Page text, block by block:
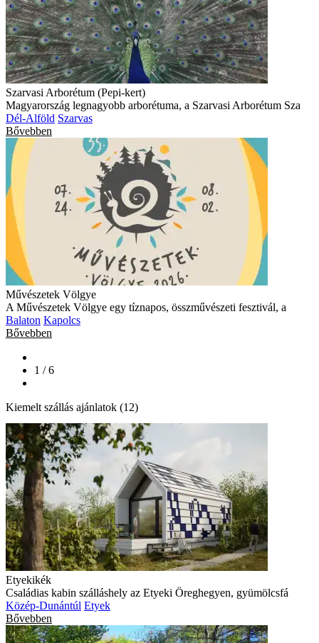
Szarvasi Arborétum (Pepi-kert)
Magyarország legnagyobb arborétuma, a Szarvasi Arborétum Sza
Dél-Alföld Szarvas
Bővebben
Művészetek Völgye
A Művészetek Völgye egy tíznapos, összművészeti fesztivál, a
Balaton Kapolcs
Bővebben
1 / 6
Kiemelt szállás ajánlatok (12)
Etyekikék
Családias kabin szálláshely az Etyeki Öreghegyen, gyümölcsfá
Közép-Dunántúl Etyek
Bővebben